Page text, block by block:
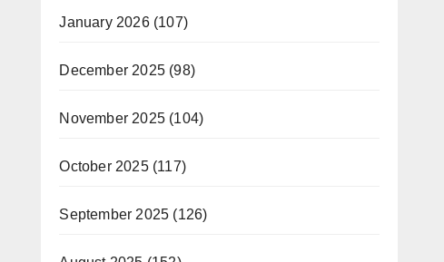
January 2026(107)
December 2025(98)
November 2025(104)
October 2025(117)
September 2025 (126)